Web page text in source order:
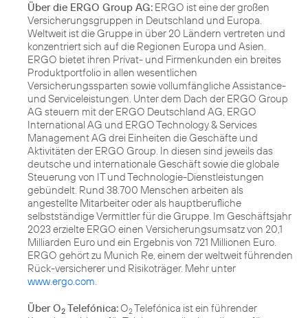
Über die ERGO Group AG: ERGO ist eine der großen
Versicherungsgruppen in Deutschland und Europa.
Weltweit ist die Gruppe in über 20 Ländern vertreten und
konzentriert sich auf die Regionen Europa und Asien.
ERGO bietet ihren Privat- und Firmenkunden ein breites
Produktportfolio in allen wesentlichen
Versicherungssparten sowie vollumfängliche Assistance-
und Serviceleistungen. Unter dem Dach der ERGO Group
AG steuern mit der ERGO Deutschland AG, ERGO
International AG und ERGO Technology & Services
Management AG drei Einheiten die Geschäfte und
Aktivitäten der ERGO Group. In diesen sind jeweils das
deutsche und internationale Geschäft sowie die globale
Steuerung von IT und Technologie-Dienstleistungen
gebündelt. Rund 38.700 Menschen arbeiten als
angestellte Mitarbeiter oder als hauptberufliche
selbstständige Vermittler für die Gruppe. Im Geschäftsjahr
2023 erzielte ERGO einen Versicherungsumsatz von 20,1
Milliarden Euro und ein Ergebnis von 721 Millionen Euro.
ERGO gehört zu Munich Re, einem der weltweit führenden
Rück-versicherer und Risikoträger. Mehr unter
www.ergo.com.
Über O2 Telefónica:O2Telefónica ist ein führender